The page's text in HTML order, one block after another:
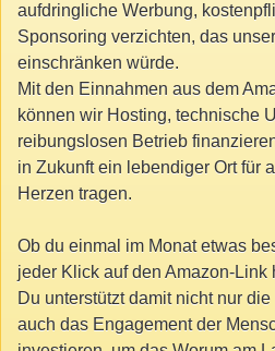
aufdringliche Werbung,
Sponsoring verzichten, das
einschränken würde.
Mit den Einnahmen aus dem
können wir Hosting, technische
reibungslosen Betrieb
in Zukunft ein lebendiger Ort für
Herzen tragen.
Ob du einmal im Monat etwas
jeder Klick auf den Amazon-Link
Du unterstützt damit nicht nur
auch das Engagement der